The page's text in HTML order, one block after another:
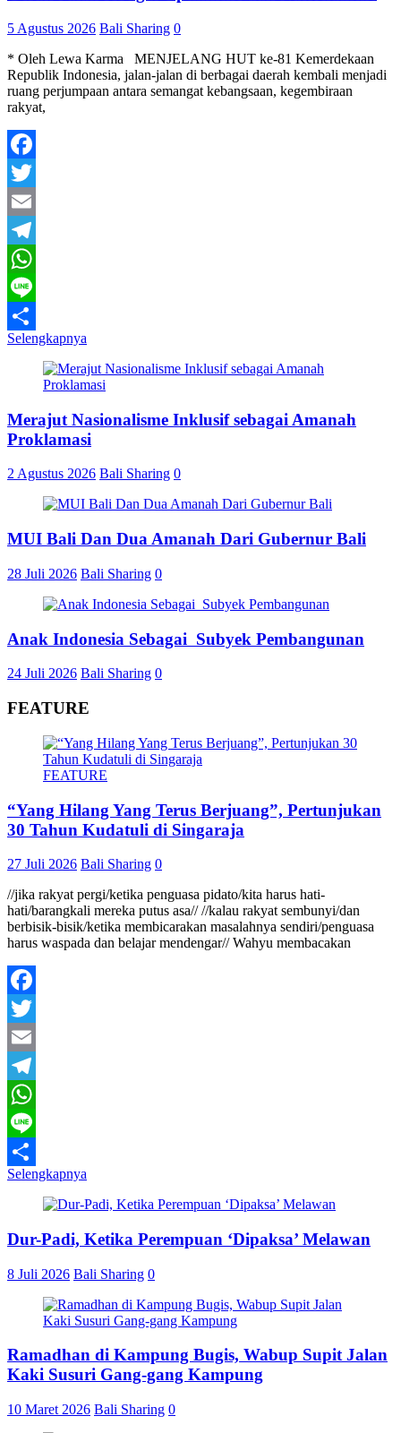
5 Agustus 2026 Bali Sharing 0
* Oleh Lewa Karma MENJELANG HUT ke-81 Kemerdekaan
Republik Indonesia, jalan-jalan di berbagai daerah kembali menjadi
ruang perjumpaan antara semangat kebangsaan, kegembiraan
rakyat,
Facebook
Twitter
Email
Telegram
WhatsApp
Line
Share
Selengkapnya
Merajut Nasionalisme Inklusif sebagai Amanah
Proklamasi
2 Agustus 2026 Bali Sharing 0
MUI Bali Dan Dua Amanah Dari Gubernur Bali
28 Juli 2026 Bali Sharing 0
Anak Indonesia Sebagai Subyek Pembangunan
24 Juli 2026 Bali Sharing 0
FEATURE
FEATURE
“Yang Hilang Yang Terus Berjuang”, Pertunjukan
30 Tahun Kudatuli di Singaraja
27 Juli 2026 Bali Sharing 0
//jika rakyat pergi/ketika penguasa pidato/kita harus hati-
hati/barangkali mereka putus asa// //kalau rakyat sembunyi/dan
berbisik-bisik/ketika membicarakan masalahnya sendiri/penguasa
harus waspada dan belajar mendengar// Wahyu membacakan
Facebook
Twitter
Email
Telegram
WhatsApp
Line
Share
Selengkapnya
Dur-Padi, Ketika Perempuan ‘Dipaksa’ Melawan
8 Juli 2026 Bali Sharing 0
Ramadhan di Kampung Bugis, Wabup Supit Jalan
Kaki Susuri Gang-gang Kampung
10 Maret 2026 Bali Sharing 0